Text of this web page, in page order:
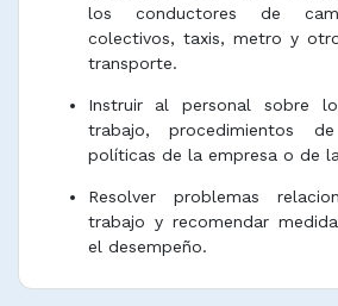
los conductores de
colectivos, taxis, metro y
transporte.
Instruir al personal sobre
trabajo, procedimientos
políticas de la empresa o de
Resolver problemas
trabajo y recomendar
el desempeño.
Hacer recomendaciones